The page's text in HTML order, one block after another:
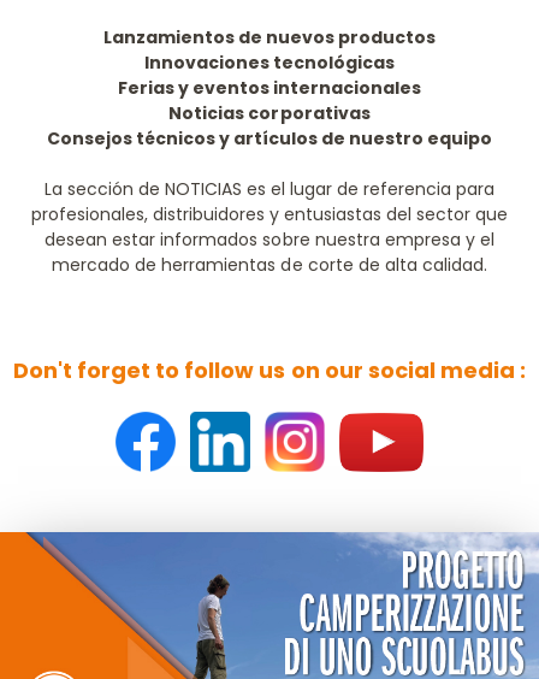
Lanzamientos de nuevos productos
Innovaciones tecnológicas
Ferias y eventos internacionales
Noticias corporativas
Consejos técnicos y artículos de nuestro equipo
La sección de NOTICIAS es el lugar de referencia para
profesionales, distribuidores y entusiastas del sector que
desean estar informados sobre nuestra empresa y el
mercado de herramientas de corte de alta calidad.
Don't forget to follow us on our social media :